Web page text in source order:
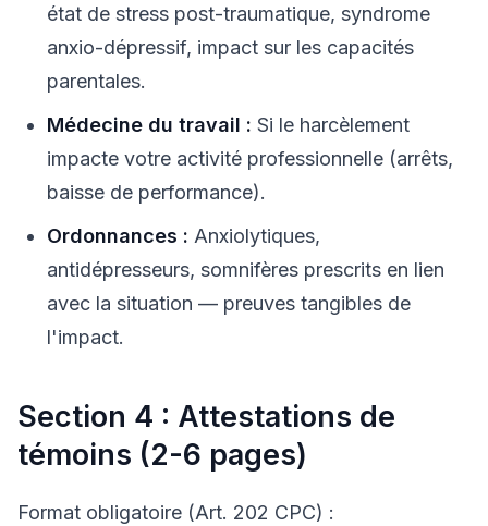
état de stress post-traumatique, syndrome
anxio-dépressif, impact sur les capacités
parentales.
Médecine du travail : Si le harcèlement
impacte votre activité professionnelle (arrêts,
baisse de performance).
Ordonnances : Anxiolytiques,
antidépresseurs, somnifères prescrits en lien
avec la situation — preuves tangibles de
l'impact.
Section 4 : Attestations de
témoins (2-6 pages)
Format obligatoire (Art. 202 CPC) :